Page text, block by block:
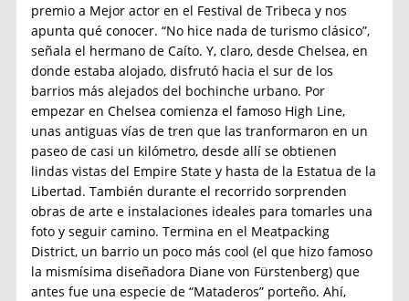
premio a Mejor actor en el Festival de Tribeca y nos
apunta qué conocer. “No hice nada de turismo clásico”,
señala el hermano de Caíto. Y, claro, desde Chelsea, en
donde estaba alojado, disfrutó hacia el sur de los
barrios más alejados del bochinche urbano. Por
empezar en Chelsea comienza el famoso High Line,
unas antiguas vías de tren que las tranformaron en un
paseo de casi un kilómetro, desde allí se obtienen
lindas vistas del Empire State y hasta de la Estatua de la
Libertad. También durante el recorrido sorprenden
obras de arte e instalaciones ideales para tomarles una
foto y seguir camino. Termina en el Meatpacking
District, un barrio un poco más cool (el que hizo famoso
la mismísima diseñadora Diane von Fürstenberg) que
antes fue una especie de “Mataderos” porteño. Ahí,